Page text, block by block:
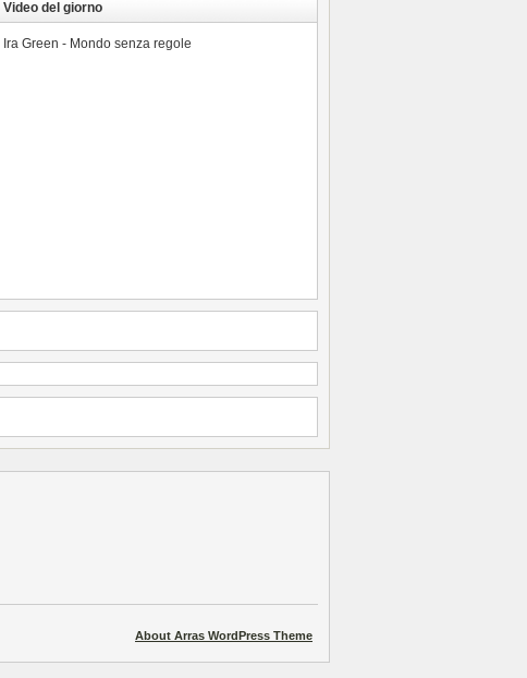
Video del giorno
Ira Green - Mondo senza regole
About Arras WordPress Theme